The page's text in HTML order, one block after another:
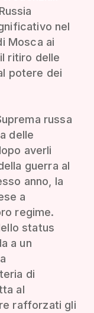
nel
Mosca ai
ritiro delle
potere dei
russa
delle
averli
guerra al
anno, la
a
regime.
status
a un
di
al
rafforzati gli